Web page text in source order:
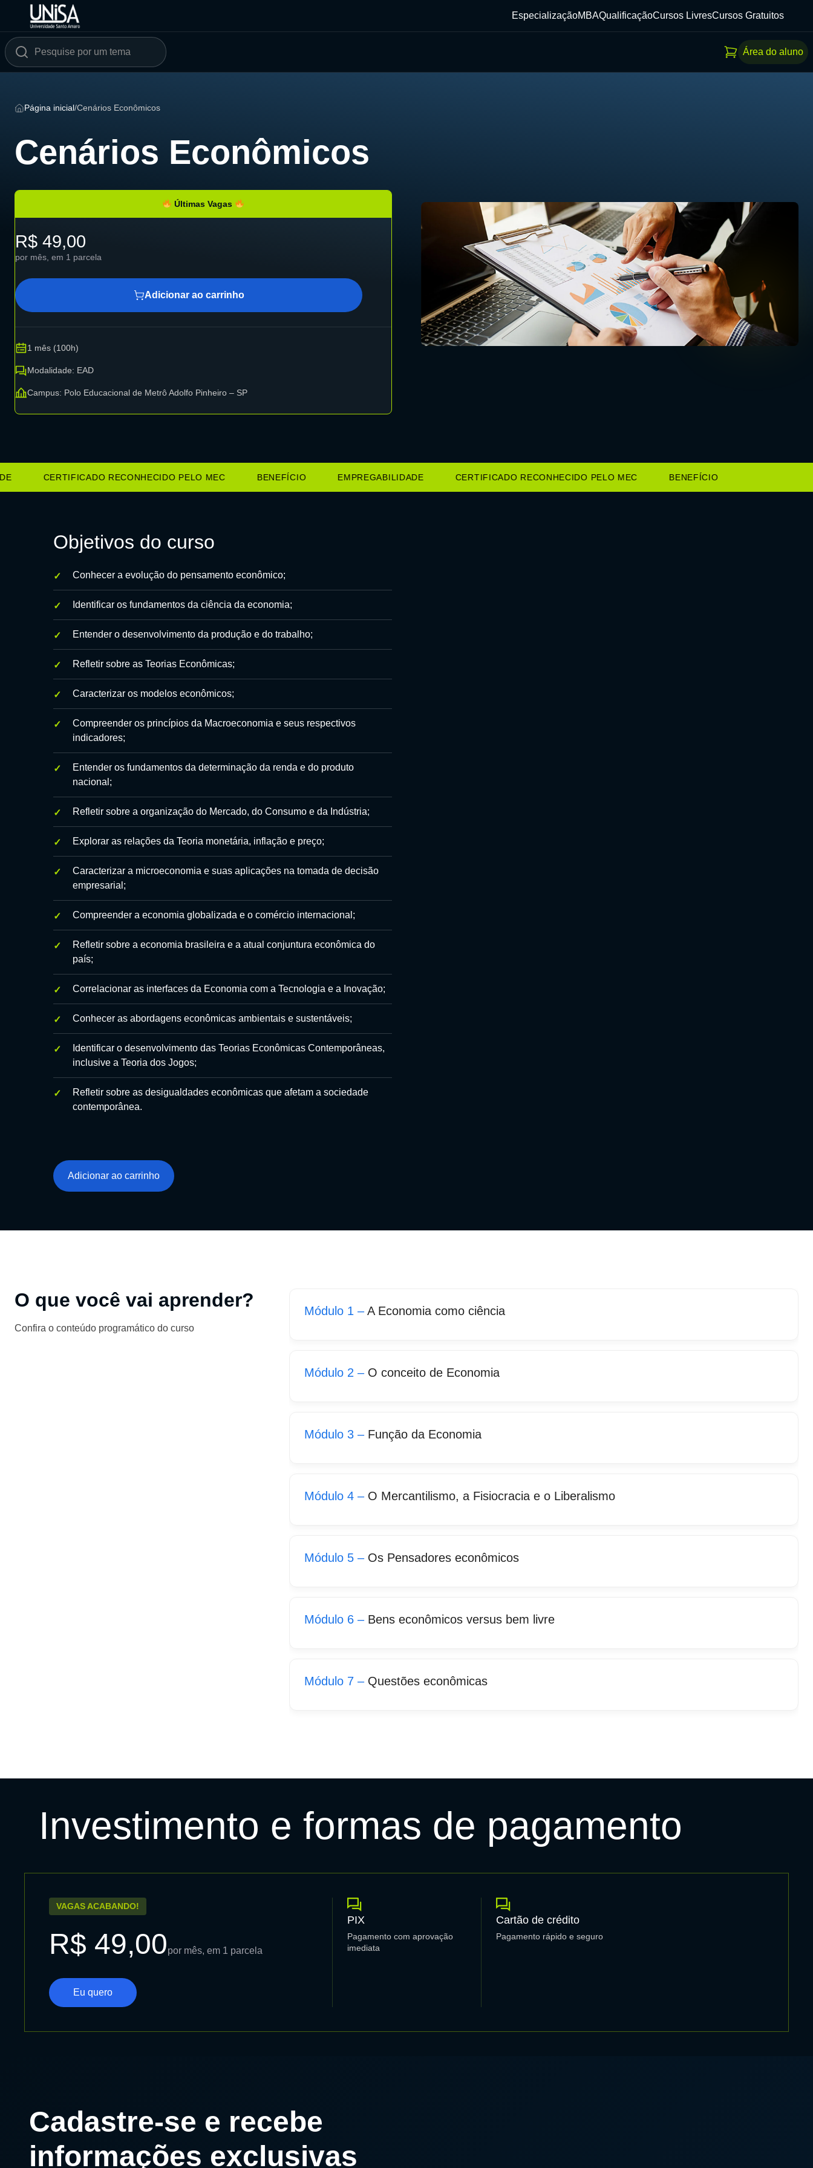
EspecializaçãoMBAQualificaçãoCursos LivresCursos Gratuitos
Área do aluno
Página inicial/Cenários Econômicos
Cenários Econômicos
Últimas Vagas
R$ 49,00
por mês, em 1 parcela
Adicionar ao carrinho
1 mês (100h)
Modalidade: EAD
Campus: Polo Educacional de Metrô Adolfo Pinheiro – SP
CERTIFICADO RECONHECIDO PELO MEC BENEFÍCIO EMPREGABILIDADE CERTIFICADO RECONHECIDO PELO MEC BENEFÍCIO
Objetivos do curso
Conhecer a evolução do pensamento econômico;
Identificar os fundamentos da ciência da economia;
Entender o desenvolvimento da produção e do trabalho;
Refletir sobre as Teorias Econômicas;
Caracterizar os modelos econômicos;
Compreender os princípios da Macroeconomia e seus respectivos
indicadores;
Entender os fundamentos da determinação da renda e do produto
nacional;
Refletir sobre a organização do Mercado, do Consumo e da Indústria;
Explorar as relações da Teoria monetária, inflação e preço;
Caracterizar a microeconomia e suas aplicações na tomada de decisão
empresarial;
Compreender a economia globalizada e o comércio internacional;
Refletir sobre a economia brasileira e a atual conjuntura econômica do
país;
Correlacionar as interfaces da Economia com a Tecnologia e a Inovação;
Conhecer as abordagens econômicas ambientais e sustentáveis;
Identificar o desenvolvimento das Teorias Econômicas Contemporâneas,
inclusive a Teoria dos Jogos;
Refletir sobre as desigualdades econômicas que afetam a sociedade
contemporânea.
Adicionar ao carrinho
O que você vai aprender?
Confira o conteúdo programático do curso
Módulo 1 –A Economia como ciência
Módulo 2 – O conceito de Economia
Módulo 3 – Função da Economia
Módulo 4 – O Mercantilismo, a Fisiocracia e o Liberalismo
Módulo 5 – Os Pensadores econômicos
Módulo 6 – Bens econômicos versus bem livre
Módulo 7 – Questões econômicas
Investimento e formas de pagamento
VAGAS ACABANDO!
R$ 49,00por mês, em 1 parcela
Eu quero
PIX
Pagamento com aprovação
imediata
Cartão de crédito
Pagamento rápido e seguro
Cadastre-se e recebe
informações exclusivas